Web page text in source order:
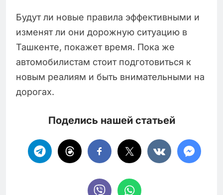
Будут ли новые правила эффективными и
изменят ли они дорожную ситуацию в
Ташкенте, покажет время. Пока же
автомобилистам стоит подготовиться к
новым реалиям и быть внимательными на
дорогах.
Поделись нашей статьей